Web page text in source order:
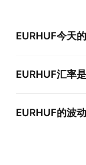
EURHUF今天
EURHUF汇率
EURHUF的波